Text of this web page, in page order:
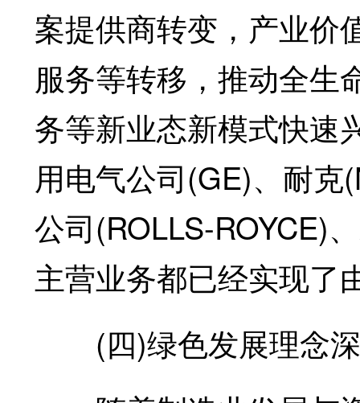
案提供商转变，产业价
服务等转移，推动全生
务等新业态新模式快速
用电气公司(GE)、耐
公司(ROLLS-ROYCE)
主营业务都已经实现了
(四)绿色发展理念深